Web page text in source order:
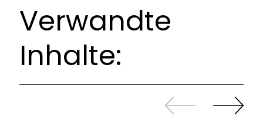
Verwandte
Inhalte:
Zurück
sliden
Weiter
sliden